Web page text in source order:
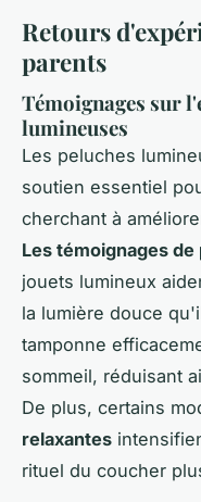
Retours
parents
Témoignages sur
lumineuses
Les peluches
soutien essentiel
cherchant à
Les témoignages de
jouets lumineux
la lumière douce
tamponne
sommeil, réduisant
De plus, certains
relaxantes
rituel du coucher